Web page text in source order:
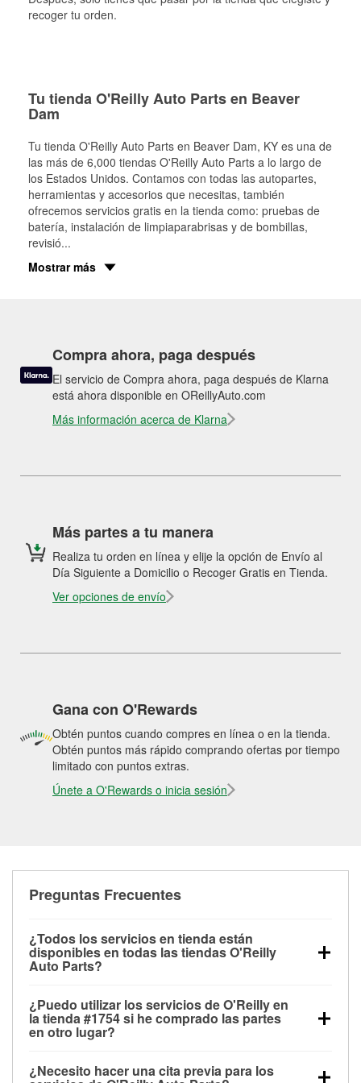
recoger tu orden.
Tu tienda O'Reilly Auto Parts en Beaver
Dam
Tu tienda O'Reilly Auto Parts en Beaver Dam, KY es una de
las más de 6,000 tiendas O'Reilly Auto Parts a lo largo de
los Estados Unidos. Contamos con todas las autopartes,
herramientas y accesorios que necesitas, también
ofrecemos servicios gratis en la tienda como: pruebas de
batería, instalación de limpiaparabrisas y de bombillas,
revisió...
Mostrar más
Compra ahora, paga después
El servicio de Compra ahora, paga después de Klarna
está ahora disponible en OReillyAuto.com
Más información acerca de Klarna
Más partes a tu manera
Realiza tu orden en línea y elije la opción de Envío al
Día Siguiente a Domicilio o Recoger Gratis en Tienda.
Ver opciones de envío
Gana con O'Rewards
Obtén puntos cuando compres en línea o en la tienda.
Obtén puntos más rápido comprando ofertas por tiempo
limitado con puntos extras.
Únete a O'Rewards o inicia sesión
Preguntas Frecuentes
¿Todos los servicios en tienda están
disponibles en todas las tiendas O'Reilly
Auto Parts?
las pruebas de batería, pruebas de alternador y
motor de arranque, revisión de la luz “Check Engine”
con O'Reilly VeriScan® e instalación de
limpiaparabrisas o bombillas, están disponibles en
¿Puedo utilizar los servicios de O'Reilly en
la tienda #1754 si he comprado las partes
en otro lugar?
de O'Reilly Auto Parts que estén disponibles en la
¿Necesito hacer una cita previa para los